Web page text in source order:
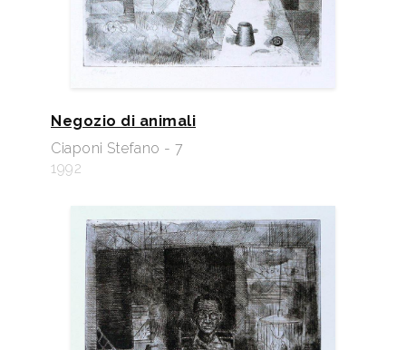
Negozio di animali
Ciaponi Stefano - 7
1992